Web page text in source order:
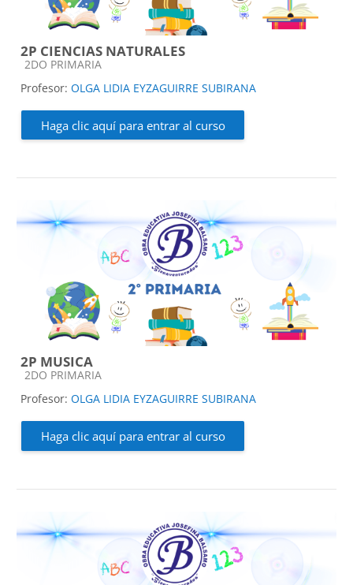
2P CIENCIAS NATURALES
Categoría de cursos
2DO PRIMARIA
Profesor: OLGA LIDIA EYZAGUIRRE SUBIRANA
Haga clic aquí para entrar al curso
2P MUSICA
Categoría de cursos
2DO PRIMARIA
Profesor: OLGA LIDIA EYZAGUIRRE SUBIRANA
Haga clic aquí para entrar al curso